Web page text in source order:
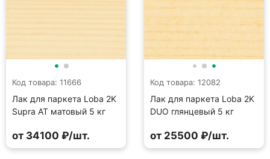
Код товара: 11666
Лак для паркета Loba 2K
Supra AT матовый 5 кг
от 34100 ₽/шт.
Код товара: 12082
Лак для паркета Loba 2K
DUO глянцевый 5 кг
от 25500 ₽/шт.